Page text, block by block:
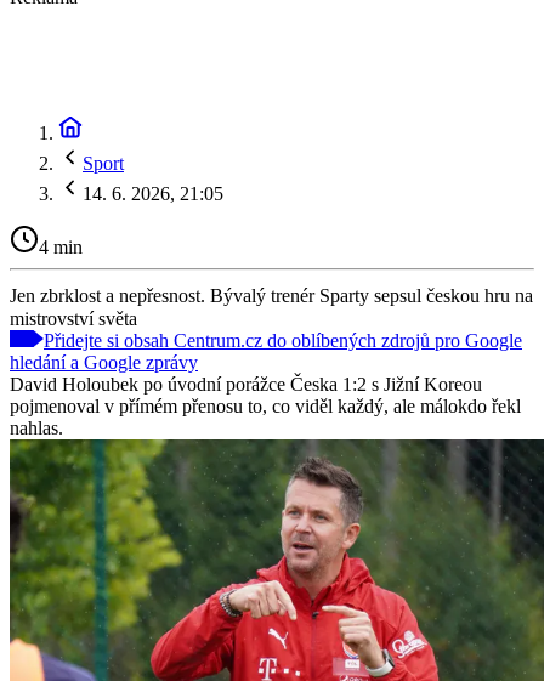
Sport
14. 6. 2026, 21:05
4 min
Jen zbrklost a nepřesnost. Bývalý trenér Sparty sepsul českou hru na
mistrovství světa
Přidejte si obsah Centrum.cz do oblíbených zdrojů pro Google
hledání a Google zprávy
David Holoubek po úvodní porážce Česka 1:2 s Jižní Koreou
pojmenoval v přímém přenosu to, co viděl každý, ale málokdo řekl
nahlas.